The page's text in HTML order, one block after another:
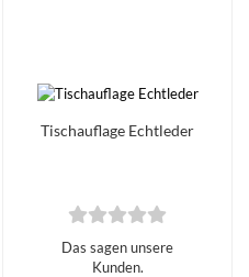
Tischauflage Echtleder
Das sagen unsere
Kunden.